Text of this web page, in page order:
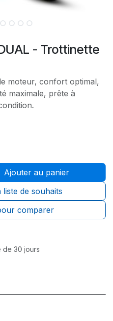
- Trottinette
moteur, confort optimal,
maximale, prête à
Ajouter au panier
comparer
de souhaits
de 30 jours